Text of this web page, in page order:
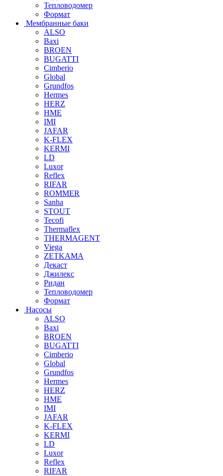
Тепловодомер
Формат
Мембранные баки
ALSO
Baxi
BROEN
BUGATTI
Cimberio
Global
Grundfos
Hermes
HERZ
HME
IMI
JAFAR
K-FLEX
KERMI
LD
Luxor
Reflex
RIFAR
ROMMER
Sanha
STOUT
Tecofi
Thermaflex
THERMAGENT
Viega
ZETKAMA
Декаст
Джилекс
Ридан
Тепловодомер
Формат
Насосы
ALSO
Baxi
BROEN
BUGATTI
Cimberio
Global
Grundfos
Hermes
HERZ
HME
IMI
JAFAR
K-FLEX
KERMI
LD
Luxor
Reflex
RIFAR